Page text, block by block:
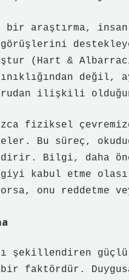
bir araştırma,
görüşlerini
(Hart &
değil,
ilişkili
fiziksel
Bu süreç,
Bilgi, daha
kabul etme
onu reddetme
şekillendiren
bir faktördür.